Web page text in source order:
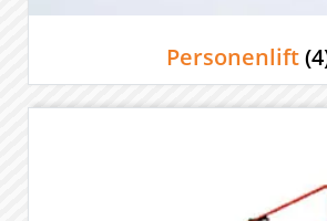
Personenlift